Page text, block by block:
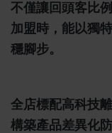
不僅讓回頭客比
加盟時，能以獨
穩腳步。
全店標配高科技
構築產品差異化